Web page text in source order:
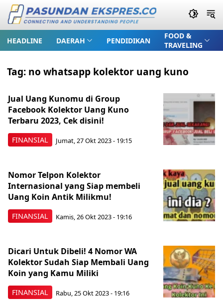
HEADLINE DAERAH PENDIDIKAN
FOOD &
TRAVELING
Tag: no whatsapp kolektor uang kuno
FINANSIAL
Jual Uang Kunomu di Group
Facebook Kolektor Uang Kuno
Terbaru 2023, Cek disini!
Jumat, 27 Okt 2023 - 19:15
FINANSIAL
Nomor Telpon Kolektor
Internasional yang Siap membeli
Uang Koin Antik Milikmu!
Kamis, 26 Okt 2023 - 19:16
FINANSIAL
Dicari Untuk Dibeli! 4 Nomor WA
Kolektor Sudah Siap Membali Uang
Koin yang Kamu Miliki
Rabu, 25 Okt 2023 - 19:16